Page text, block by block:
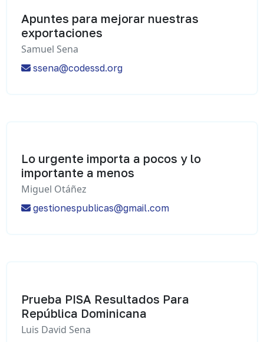
Apuntes para mejorar nuestras
exportaciones
Samuel Sena
ssena@codessd.org
Lo urgente importa a pocos y lo
importante a menos
Miguel Otáñez
gestionespublicas@gmail.com
Prueba PISA Resultados Para
República Dominicana
Luis David Sena